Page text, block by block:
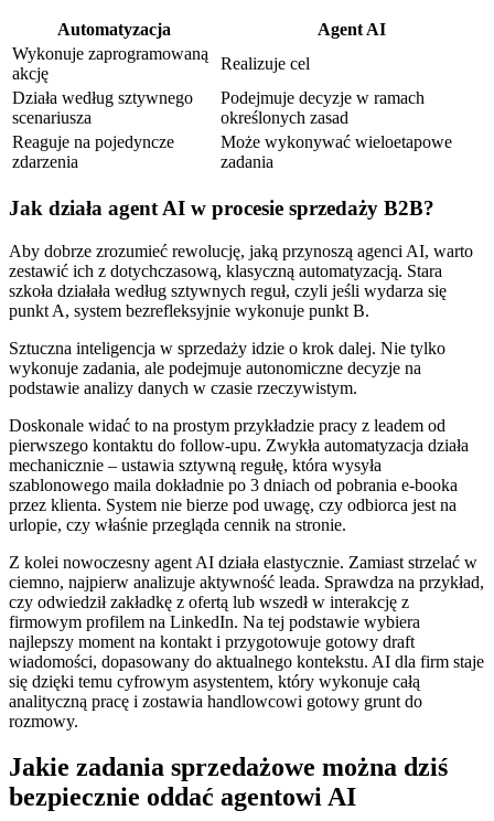
Automatyzacja
Agent AI
Wykonuje zaprogramowaną
akcję
Realizuje cel
Działa według sztywnego
scenariusza
Podejmuje decyzje w ramach
określonych zasad
Reaguje na pojedyncze
zdarzenia
Może wykonywać wieloetapowe
zadania
Jak działa agent AI w procesie sprzedaży B2B?
Aby dobrze zrozumieć rewolucję, jaką przynoszą agenci AI, warto
zestawić ich z dotychczasową, klasyczną automatyzacją. Stara
szkoła działała według sztywnych reguł, czyli jeśli wydarza się
punkt A, system bezrefleksyjnie wykonuje punkt B.
Sztuczna inteligencja w sprzedaży idzie o krok dalej. Nie tylko
wykonuje zadania, ale podejmuje autonomiczne decyzje na
podstawie analizy danych w czasie rzeczywistym.
Doskonale widać to na prostym przykładzie pracy z leadem od
pierwszego kontaktu do follow-upu. Zwykła automatyzacja działa
mechanicznie – ustawia sztywną regułę, która wysyła
szablonowego maila dokładnie po 3 dniach od pobrania e-booka
przez klienta. System nie bierze pod uwagę, czy odbiorca jest na
urlopie, czy właśnie przegląda cennik na stronie.
Z kolei nowoczesny agent AI działa elastycznie. Zamiast strzelać w
ciemno, najpierw analizuje aktywność leada. Sprawdza na przykład,
czy odwiedził zakładkę z ofertą lub wszedł w interakcję z
firmowym profilem na LinkedIn. Na tej podstawie wybiera
najlepszy moment na kontakt i przygotowuje gotowy draft
wiadomości, dopasowany do aktualnego kontekstu. AI dla firm staje
się dzięki temu cyfrowym asystentem, który wykonuje całą
analityczną pracę i zostawia handlowcowi gotowy grunt do
rozmowy.
Jakie zadania sprzedażowe można dziś
bezpiecznie oddać agentowi AI